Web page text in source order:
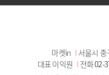
[공지] 새로워진 마켓인,
[공지] 유료서비스 가입
마켓in I 서울시 중
대표 이익원 I 전화02-